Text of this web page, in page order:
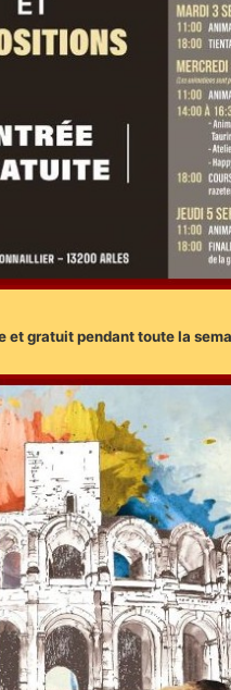
et gratuit pendant toute la